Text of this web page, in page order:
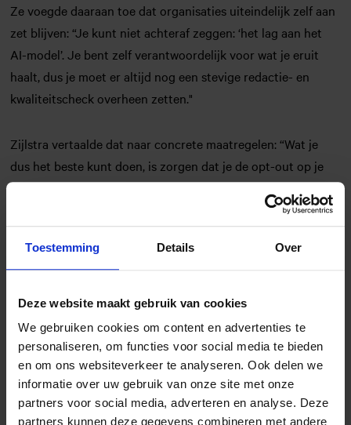
Toestemming Details Over
Deze website maakt gebruik van cookies
We gebruiken cookies om content en advertenties te
personaliseren, om functies voor social media te bieden
en om ons websiteverkeer te analyseren. Ook delen we
informatie over uw gebruik van onze site met onze
partners voor social media, adverteren en analyse. Deze
partners kunnen deze gegevens combineren met andere
Ze voegde daaraan toe dat organisaties uiteindelijk zelf aan
zet blijven: “Je kunt niet achteraf zeggen: ‘het lag aan het
AI-model’. Je bent zelf verantwoordelijk voor wat je eruit
haalt, dus je moet er altijd nog een stevige redactie- en
kwaliteitscheck overheen zetten."
Zijlstra vertaalde dat naar concrete maatregelen: “Wat je
dus het beste kunt doen, is zorgen dat je de opt-out op je
website en in gedrukte media op orde hebt. Gewoon zorgen
dat je een policy hebt.” En voor boekenuitgevers specifiek:
“Als je boeken uitgeeft, zorg dat het in het colofon staat.”